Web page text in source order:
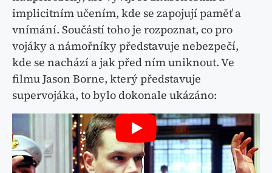
implicitním učením, kde se zapojují paměť a
vnímání. Součástí toho je rozpoznat, co pro
vojáky a námořníky představuje nebezpečí,
kde se nachází a jak před ním uniknout. Ve
filmu Jason Borne, který představuje
supervojáka, to bylo dokonale ukázáno: